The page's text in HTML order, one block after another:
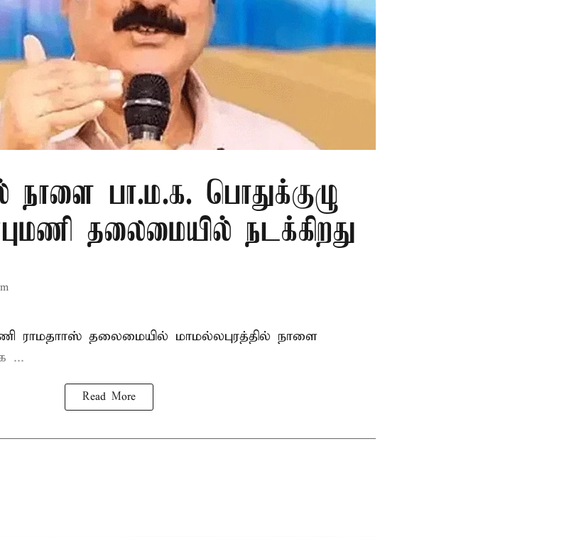
நாளை பா.ம.க. பொதுக்குழு
தலைமையில் நடக்கிறது
ராமதாாஸ் தலைமையில் மாமல்லபுரத்தில் நாளை
...
Read More